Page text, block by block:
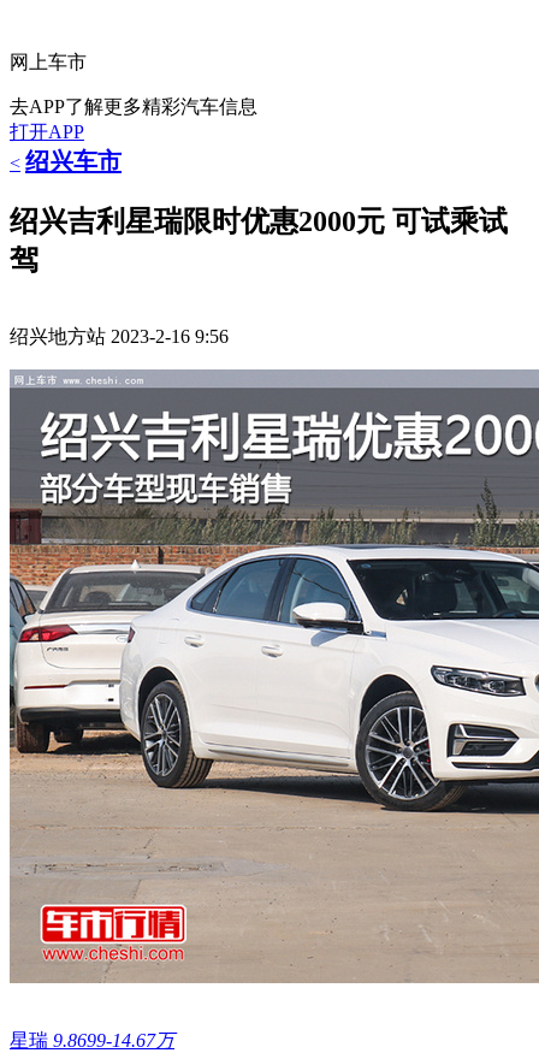
网上车市
去APP了解更多精彩汽车信息
打开APP
< 绍兴车市
绍兴吉利星瑞限时优惠2000元 可试乘试
驾
绍兴地方站 2023-2-16 9:56
星瑞 9.8699-14.67万